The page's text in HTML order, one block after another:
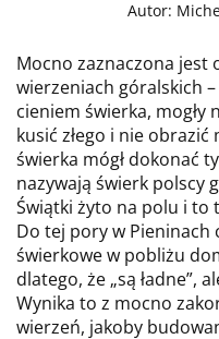
Autor:
Mocno zaznaczona jest
wierzeniach góralskich
cieniem świerka, mogły
kusić złego i nie
świerka mógł dokonać
nazywają świerk polscy
Świątki żyto na polu i to
Do tej pory w Pieninach
świerkowe w pobliżu
dlatego, że „są ładne”,
Wynika to z mocno
wierzeń, jakoby